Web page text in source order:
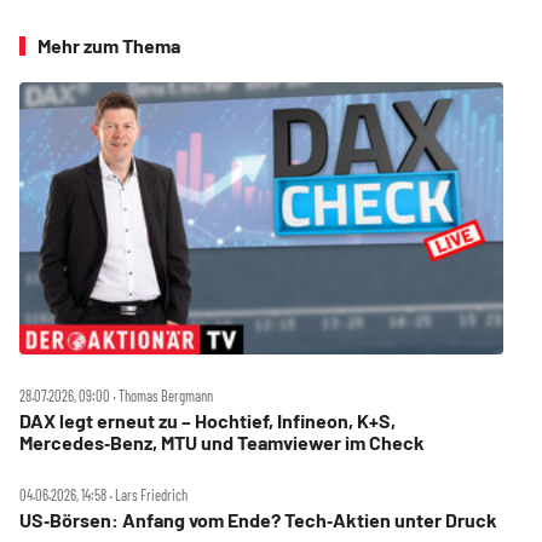
Mehr zum Thema
28.07.2026, 09:00 ‧ Thomas Bergmann
DAX legt erneut zu – Hochtief, Infineon, K+S,
Mercedes‑Benz, MTU und Teamviewer im Check
04.06.2026, 14:58 ‧ Lars Friedrich
US‑Börsen: Anfang vom Ende? Tech‑Aktien unter Druck